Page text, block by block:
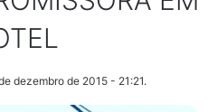
dezembro de 2015 - 21:21.